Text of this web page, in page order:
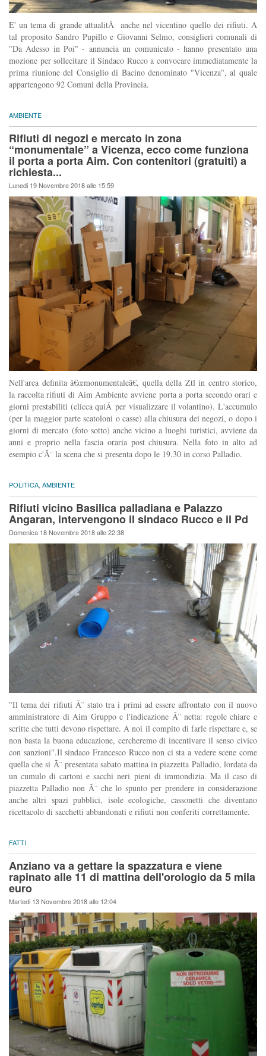
E' un tema di grande attualitÃ anche nel vicentino quello dei rifiuti. A
tal proposito Sandro Pupillo e Giovanni Selmo, consiglieri comunali di
"Da Adesso in Poi" - annuncia un comunicato - hanno presentato una
mozione per sollecitare il Sindaco Rucco a convocare immediatamente la
prima riunione del Consiglio di Bacino denominato "Vicenza", al quale
appartengono 92 Comuni della Provincia.
AMBIENTE
Rifiuti di negozi e mercato in zona
“monumentale” a Vicenza, ecco come funziona
il porta a porta Aim. Con contenitori (gratuiti) a
richiesta...
Lunedi 19 Novembre 2018 alle 15:59
Nell'area definita â€œmonumentaleâ€, quella della Ztl in centro storico,
la raccolta rifiuti di Aim Ambiente avviene porta a porta secondo orari e
giorni prestabiliti (clicca quiÂ per visualizzare il volantino). L'accumulo
(per la maggior parte scatoloni o casse) alla chiusura dei negozi, o dopo i
giorni di mercato (foto sotto) anche vicino a luoghi turistici, avviene da
anni e proprio nella fascia oraria post chiusura. Nella foto in alto ad
esempio c'Ã¨ la scena che si presenta dopo le 19.30 in corso Palladio.
POLITICA AMBIENTE
Rifiuti vicino Basilica palladiana e Palazzo
Angaran, intervengono il sindaco Rucco e il Pd
Domenica 18 Novembre 2018 alle 22:38
"Il tema dei rifiuti Ã¨ stato tra i primi ad essere affrontato con il nuovo
amministratore di Aim Gruppo e l'indicazione Ã¨ netta: regole chiare e
scritte che tutti devono rispettare. A noi il compito di farle rispettare e, se
non basta la buona educazione, cercheremo di incentivare il senso civico
con sanzioni".Il sindaco Francesco Rucco non ci sta a vedere scene come
quella che si Ã¨ presentata sabato mattina in piazzetta Palladio, lordata da
un cumulo di cartoni e sacchi neri pieni di immondizia. Ma il caso di
piazzetta Palladio non Ã¨ che lo spunto per prendere in considerazione
anche altri spazi pubblici, isole ecologiche, cassonetti che diventano
ricettacolo di sacchetti abbandonati e rifiuti non conferiti correttamente.
FATTI
Anziano va a gettare la spazzatura e viene
rapinato alle 11 di mattina dell'orologio da 5 mila
euro
Martedi 13 Novembre 2018 alle 12:04